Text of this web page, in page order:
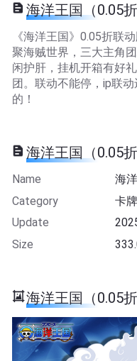
海洋王国（0.05
《海洋王国》0.05折联
聚海贼世界，三大主角
闲护肝，挂机开箱有好
团。联动不能停，ip联
的！
海洋王国（0.05
Name
海
Category
卡
Update
Size
海洋王国（0.05